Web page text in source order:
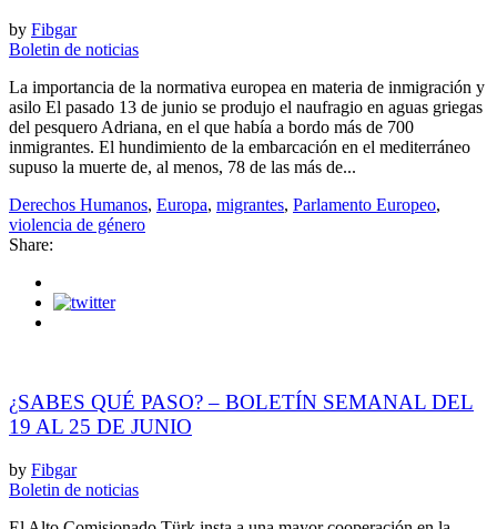
by Fibgar
Boletin de noticias
La importancia de la normativa europea en materia de inmigración y
asilo El pasado 13 de junio se produjo el naufragio en aguas griegas
del pesquero Adriana, en el que había a bordo más de 700
inmigrantes. El hundimiento de la embarcación en el mediterráneo
supuso la muerte de, al menos, 78 de las más de...
Derechos Humanos, Europa, migrantes, Parlamento Europeo,
violencia de género
Share:
¿SABES QUÉ PASO? – BOLETÍN SEMANAL DEL
19 AL 25 DE JUNIO
by Fibgar
Boletin de noticias